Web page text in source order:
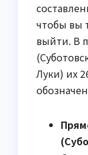
чтобы вы
выйти. В
Луки) их